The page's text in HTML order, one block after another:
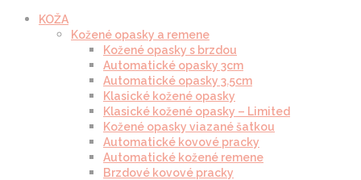
KOŽA
Kožené opasky a remene
Kožené opasky s brzdou
Automatické opasky 3cm
Automatické opasky 3.5cm
Klasické kožené opasky
Klasické kožené opasky – Limited
Kožené opasky viazané šatkou
Automatické kovové pracky
Automatické kožené remene
Brzdové kovové pracky